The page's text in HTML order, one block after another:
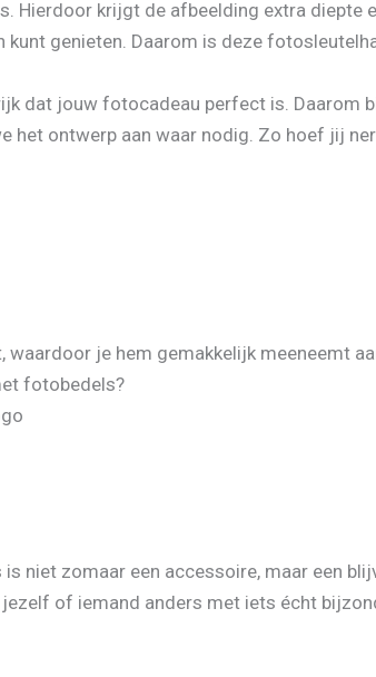
Hierdoor krijgt de afbeelding extra diepte
genieten. Daarom is deze
dat jouw fotocadeau perfect is. Daarom
ontwerp aan waar nodig. Zo hoef jij
je hem gemakkelijk meeneemt
fotobedels?
niet zomaar een accessoire, maar een
jezelf of iemand anders met iets écht